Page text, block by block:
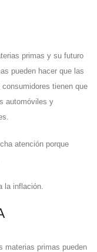
primas y su futuro
pueden hacer que las
tienen que
automóviles y
atención porque
la inflación.
materias primas pueden